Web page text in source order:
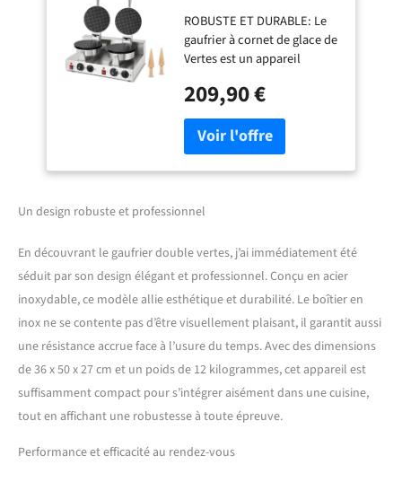
Professionnel, 48
Pièces/Heure, 2 Cônes
de moulage, Réglable
0-300°C, Minuterie,
Anti-Adhérent,
Cornetterie en Fonte
Boîtier inox, Waffle
Maker 2000 W
ROBUSTE ET DURABLE: Le
gaufrier à cornet de glace de
Vertes est un appareil
gastronomie avec une
puissance de 2000 watts et
une fonction de minuterie.
Pour résister aux
contraintes de l'utilisation
est fabriqué en acier
haute qualité. RÉPARTITION
ÉGALE DE LA CHALEUR: Le
gaufrier à cornet garantit
une répartition uniforme de
la chaleur sur toute la
surface et donc une qualité
constante des gaufres. Le
commutateur rotatif permet
de sélectionner une
température comprise entre
ANTIADHÉRENT: Un
209,90 €
Un design robuste et professionnel
En découvrant le gaufrier double vertes, j’ai immédiatement été
séduit par son design élégant et professionnel. Conçu en acier
inoxydable, ce modèle allie esthétique et durabilité. Le boîtier en
inox ne se contente pas d’être visuellement plaisant, il garantit aussi
une résistance accrue face à l’usure du temps. Avec des dimensions
de 36 x 50 x 27 cm et un poids de 12 kilogrammes, cet appareil est
suffisamment compact pour s’intégrer aisément dans une cuisine,
tout en affichant une robustesse à toute épreuve.
Performance et efficacité au rendez-vous